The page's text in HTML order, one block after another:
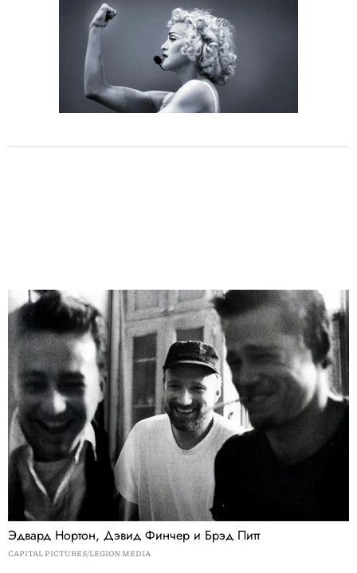
Эдвард Нортон, Дэвид Финчер и Брэд Питт
CAPITAL PICTURES/LEGION MEDIA